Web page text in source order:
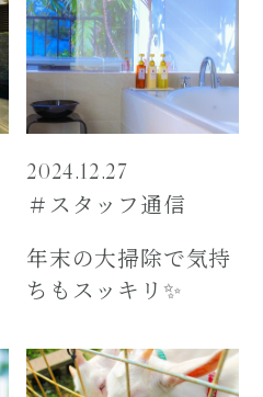
2024.12.27
＃スタッフ通信
年末の大掃除で気持
ちもスッキリ✨